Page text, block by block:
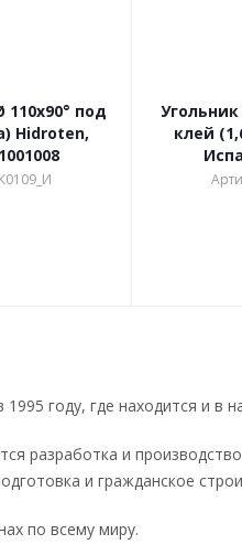
под
Hidroten,
клей
году, где находится и в
разработка и
и гражданское
по всему миру.